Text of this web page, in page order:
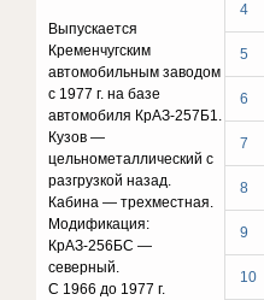
4
5
6
7
8
9
10
Выпускается
Кременчугским
автомобильным заводом
с 1977 г. на базе
автомобиля КрАЗ-257Б1.
Кузов —
цельнометаллический с
разгрузкой назад.
Кабина — трехместная.
Модификация:
КрАЗ-256БС —
северный.
С 1966 до 1977 г.